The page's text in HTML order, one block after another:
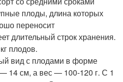
плоды, длина которых
переносит
длительный строк хранения.
плодов.
вид с плодами в форме
14 см, а вес — 100-120 г. С 1